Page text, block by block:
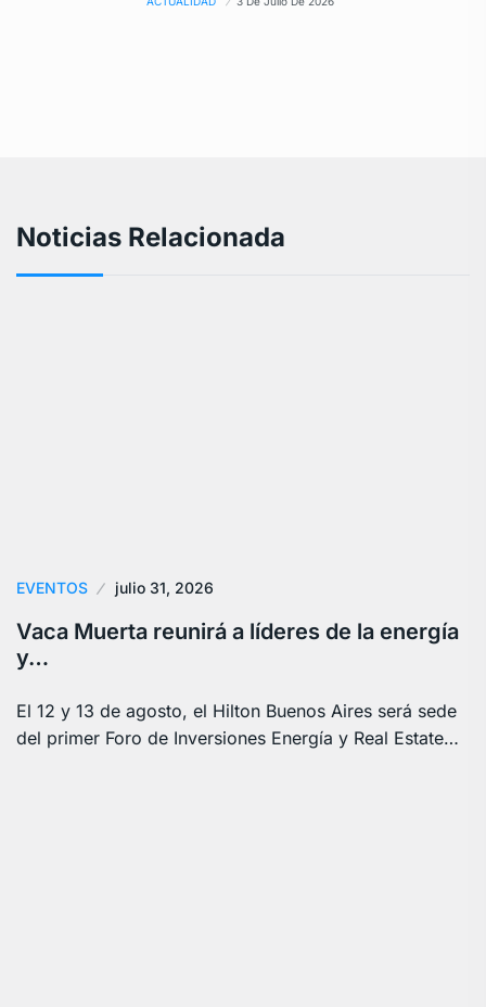
Noticias Relacionada
EVENTOS julio 31, 2026
Vaca Muerta reunirá a líderes de la energía
y…
El 12 y 13 de agosto, el Hilton Buenos Aires será sede
del primer Foro de Inversiones Energía y Real Estate…